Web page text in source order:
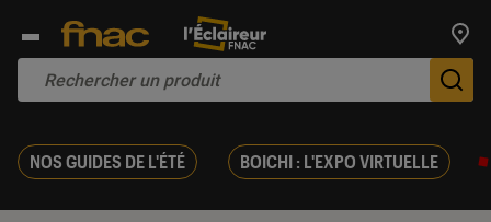
NOS GUIDES DE L'ÉTÉ BOICHI : L'EXPO VIRTUELLE